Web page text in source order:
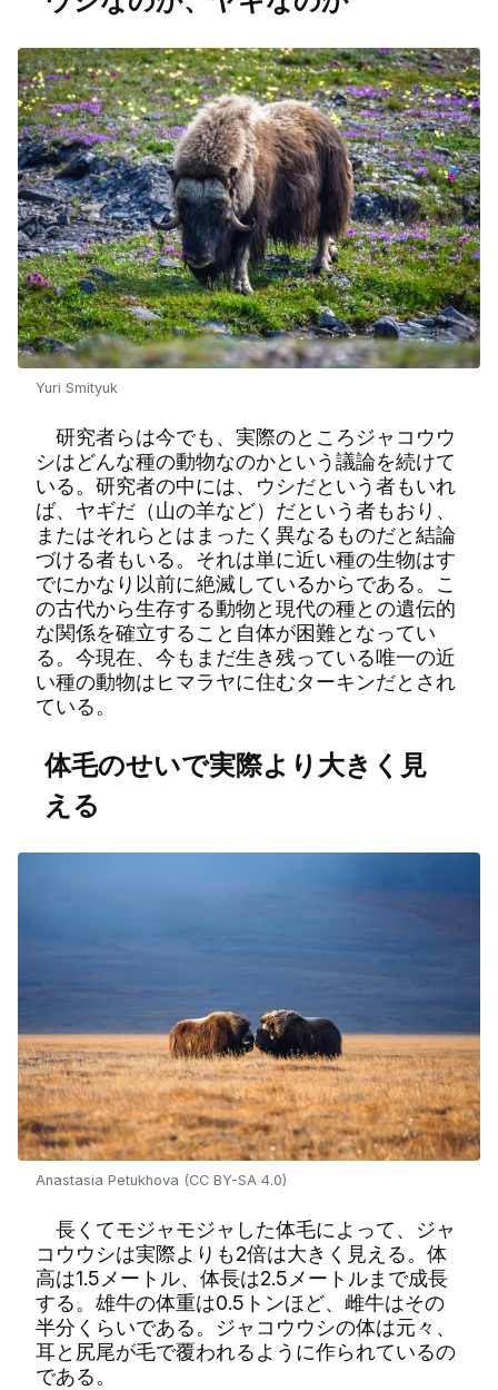
Yuri Smityuk
研究者らは今でも、実際のところジャコウウ
シはどんな種の動物なのかという議論を続けて
いる。研究者の中には、ウシだという者もいれ
ば、ヤギだ（山の羊など）だという者もおり、
またはそれらとはまったく異なるものだと結論
づける者もいる。それは単に近い種の生物はす
でにかなり以前に絶滅しているからである。こ
の古代から生存する動物と現代の種との遺伝的
な関係を確立すること自体が困難となってい
る。今現在、今もまだ生き残っている唯一の近
い種の動物はヒマラヤに住むターキンだとされ
ている。
体毛のせいで実際より大きく見
える
Anastasia Petukhova (CC BY-SA 4.0)
長くてモジャモジャした体毛によって、ジャ
コウウシは実際よりも2倍は大きく見える。体
高は1.5メートル、体長は2.5メートルまで成長
する。雄牛の体重は0.5トンほど、雌牛はその
半分くらいである。ジャコウウシの体は元々、
耳と尻尾が毛で覆われるように作られているの
である。